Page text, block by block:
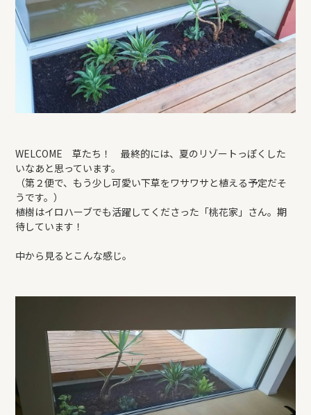
WELCOME 草たち！ 最終的には、夏のリゾートっぽくした
いなあと思っています。
（第２便で、もう少し可愛い下草をワサワサと植える予定だそ
うです。）
植樹はイロハーブでも活躍してくださった「桃花家」さん。期
待しています！
中から見るとこんな感じ。